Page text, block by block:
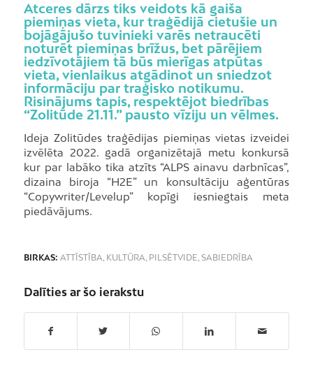
Atceres dārzs tiks veidots kā gaiša
piemiņas vieta, kur traģēdijā cietušie un
bojāgājušo tuvinieki varēs netraucēti
noturēt piemiņas brīžus, bet pārējiem
iedzīvotājiem tā būs mierīgas atpūtas
vieta, vienlaikus atgādinot un sniedzot
informāciju par traģisko notikumu.
Risinājums tapis, respektējot biedrības
“Zolitūde 21.11.” pausto vīziju un vēlmes.
Ideja Zolitūdes traģēdijas piemiņas vietas izveidei
izvēlēta 2022. gadā organizētajā metu konkursā
kur par labāko tika atzīts “ALPS ainavu darbnīcas”,
dizaina biroja “H2E” un konsultāciju aģentūras
“Copywriter/Levelup” kopīgi iesniegtais meta
piedāvājums.
BIRKAS: ATTĪSTĪBA, KULTŪRA, PILSĒTVIDE, SABIEDRĪBA
Dalīties ar šo ierakstu